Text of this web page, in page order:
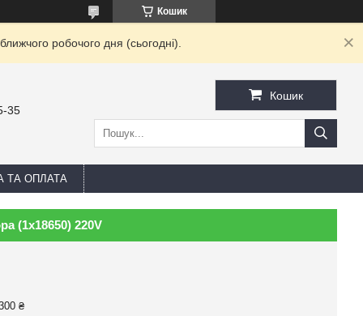
Кошик
робочого дня (сьогодні).
35
Кошик
ТА ОПЛАТА
(1х18650) 220V
₴